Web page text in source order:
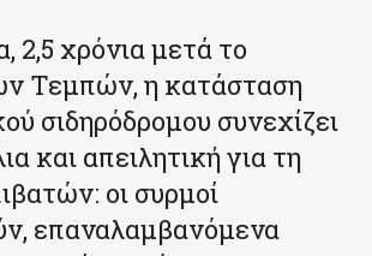
2,5 χρόνια μετά το
Τεμπών, η κατάσταση
σιδηρόδρομου συνεχίζει
και απειλητική για τη
οι συρμοί
επαναλαμβανόμενα